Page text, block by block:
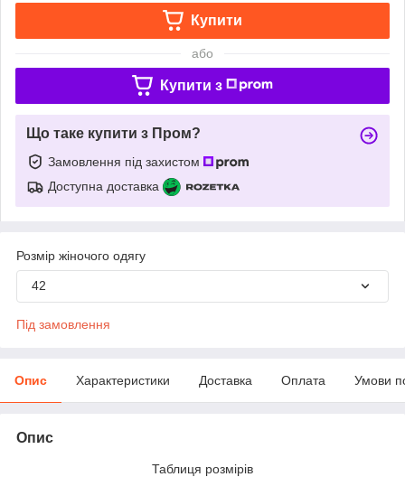
Купити
або
Купити з
Що таке купити з Пром?
Замовлення під захистом
Доступна доставка
Розмір жіночого одягу
42
Під замовлення
Опис Характеристики Доставка Оплата Умови
Опис
Таблиця розмірів